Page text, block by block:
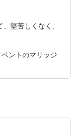
堅苦しくなく、
ントのマリッジ